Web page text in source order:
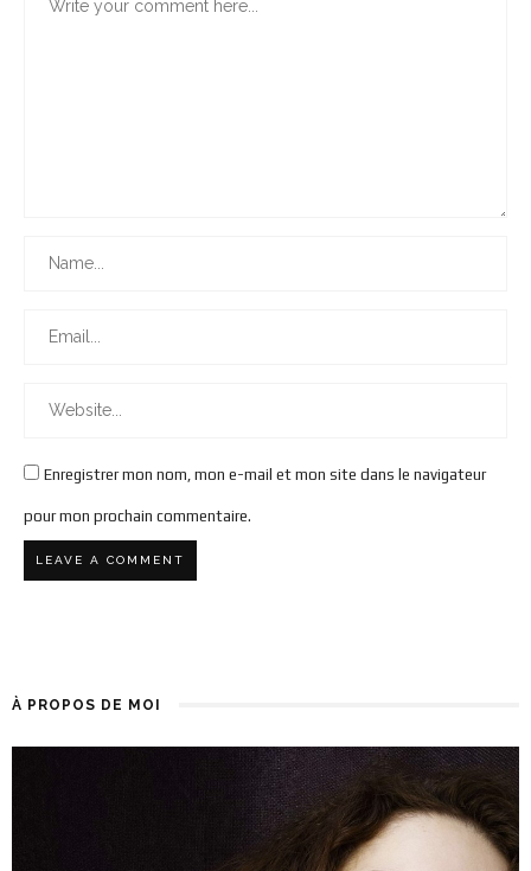
Enregistrer mon nom, mon e-mail et mon site dans le navigateur
pour mon prochain commentaire.
À PROPOS DE MOI